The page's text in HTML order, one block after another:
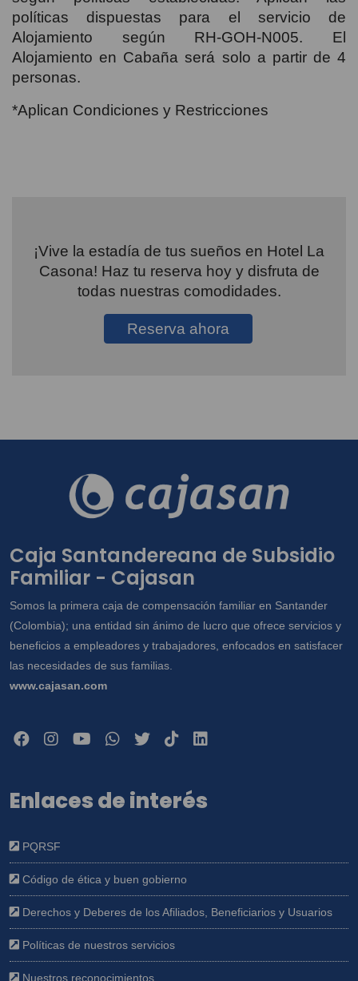
políticas dispuestas para el servicio de
Alojamiento según RH-GOH-N005. El
Alojamiento en Cabaña será solo a partir de 4
personas.
*Aplican Condiciones y Restricciones
¡Vive la estadía de tus sueños en Hotel La
Casona! Haz tu reserva hoy y disfruta de
todas nuestras comodidades.
Reserva ahora
Caja Santandereana de Subsidio
Familiar - Cajasan
Somos la primera caja de compensación familiar en Santander
(Colombia); una entidad sin ánimo de lucro que ofrece servicios y
beneficios a empleadores y trabajadores, enfocados en satisfacer
las necesidades de sus familias.
www.cajasan.com
Enlaces de interés
PQRSF
Código de ética y buen gobierno
Derechos y Deberes de los Afiliados, Beneficiarios y Usuarios
Políticas de nuestros servicios
Nuestros reconocimientos